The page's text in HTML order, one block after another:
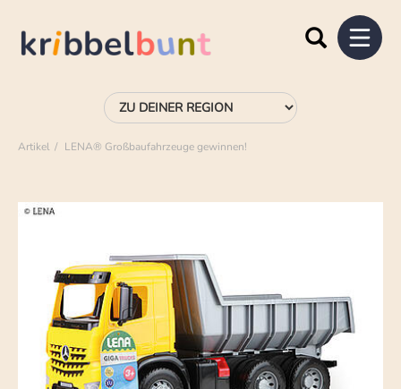
Artikel LENA® Großbaufahrzeuge gewinnen!